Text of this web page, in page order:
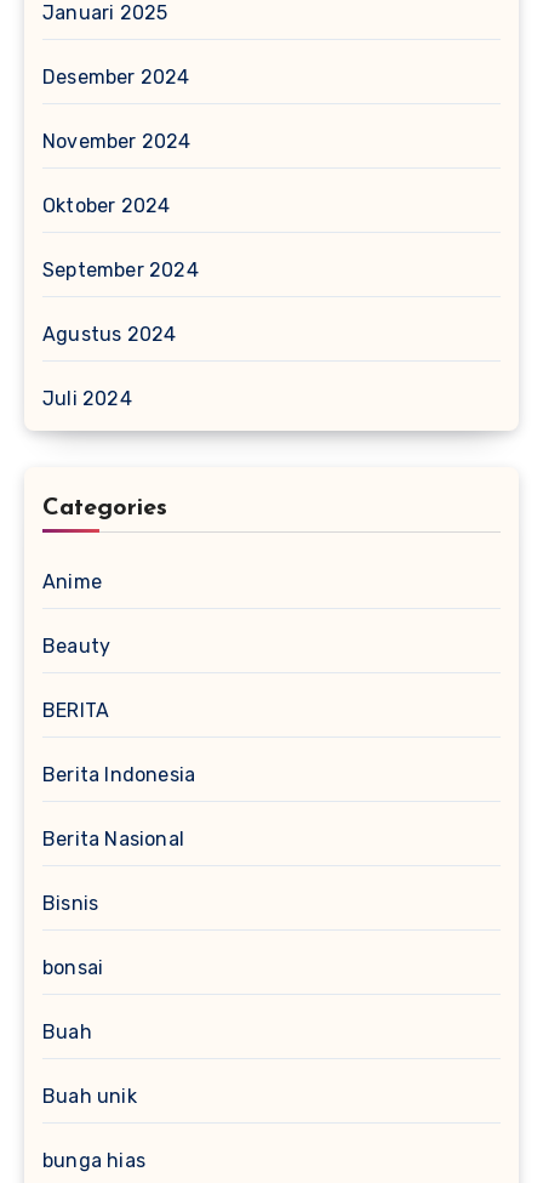
Januari 2025
Desember 2024
November 2024
Oktober 2024
September 2024
Agustus 2024
Juli 2024
Categories
Anime
Beauty
BERITA
Berita Indonesia
Berita Nasional
Bisnis
bonsai
Buah
Buah unik
bunga hias